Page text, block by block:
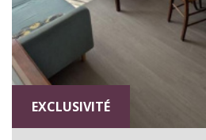
EXCLUSIVITÉ